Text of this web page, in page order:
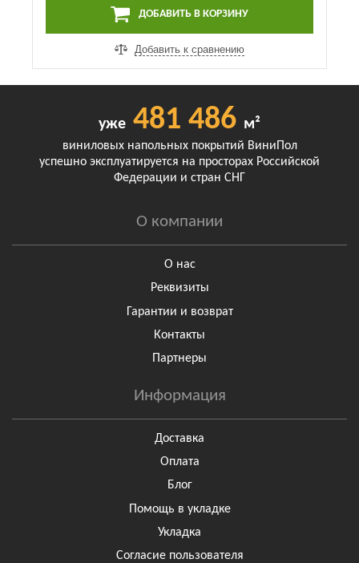
ДОБАВИТЬ В КОРЗИНУ
Добавить к сравнению
уже 481 486 м²
виниловых напольных покрытий ВиниПол
успешно эксплуатируется на просторах Российской
Федерации и стран СНГ
О компании
О нас
Реквизиты
Гарантии и возврат
Контакты
Партнеры
Информация
Доставка
Оплата
Блог
Помощь в укладке
Укладка
Согласие пользователя